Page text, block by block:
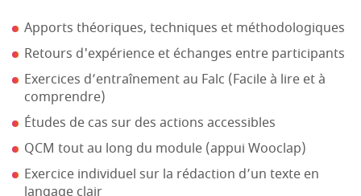
Apports théoriques, techniques et méthodologiques
Retours d'expérience et échanges entre participants
Exercices d’entraînement au Falc (Facile à lire et à
comprendre)
Études de cas sur des actions accessibles
QCM tout au long du module (appui Wooclap)
Exercice individuel sur la rédaction d’un texte en
langage clair